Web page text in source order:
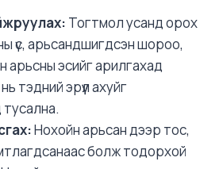
Тогтмол усанд орох
үс, арьсандшигдсэн шороо,
арьсны эсийг арилгахад
тэдний эрүүл ахуйг
Нохойн арьсан дээр тос,
болж тодорхой